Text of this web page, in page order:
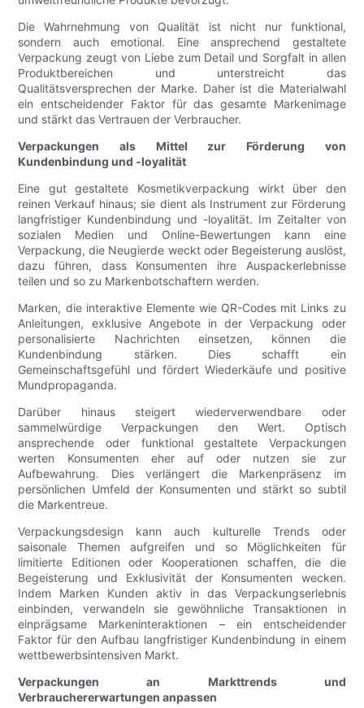
Die Wahrnehmung von Qualität ist nicht nur funktional,
sondern auch emotional. Eine ansprechend gestaltete
Verpackung zeugt von Liebe zum Detail und Sorgfalt in allen
Produktbereichen und unterstreicht das
Qualitätsversprechen der Marke. Daher ist die Materialwahl
ein entscheidender Faktor für das gesamte Markenimage
und stärkt das Vertrauen der Verbraucher.
Verpackungen als Mittel zur Förderung von
Kundenbindung und -loyalität
Eine gut gestaltete Kosmetikverpackung wirkt über den
reinen Verkauf hinaus; sie dient als Instrument zur Förderung
langfristiger Kundenbindung und -loyalität. Im Zeitalter von
sozialen Medien und Online-Bewertungen kann eine
Verpackung, die Neugierde weckt oder Begeisterung auslöst,
dazu führen, dass Konsumenten ihre Auspackerlebnisse
teilen und so zu Markenbotschaftern werden.
Marken, die interaktive Elemente wie QR-Codes mit Links zu
Anleitungen, exklusive Angebote in der Verpackung oder
personalisierte Nachrichten einsetzen, können die
Kundenbindung stärken. Dies schafft ein
Gemeinschaftsgefühl und fördert Wiederkäufe und positive
Mundpropaganda.
Darüber hinaus steigert wiederverwendbare oder
sammelwürdige Verpackungen den Wert. Optisch
ansprechende oder funktional gestaltete Verpackungen
werten Konsumenten eher auf oder nutzen sie zur
Aufbewahrung. Dies verlängert die Markenpräsenz im
persönlichen Umfeld der Konsumenten und stärkt so subtil
die Markentreue.
Verpackungsdesign kann auch kulturelle Trends oder
saisonale Themen aufgreifen und so Möglichkeiten für
limitierte Editionen oder Kooperationen schaffen, die die
Begeisterung und Exklusivität der Konsumenten wecken.
Indem Marken Kunden aktiv in das Verpackungserlebnis
einbinden, verwandeln sie gewöhnliche Transaktionen in
einprägsame Markeninteraktionen – ein entscheidender
Faktor für den Aufbau langfristiger Kundenbindung in einem
wettbewerbsintensiven Markt.
Verpackungen an Markttrends und
Verbrauchererwartungen anpassen